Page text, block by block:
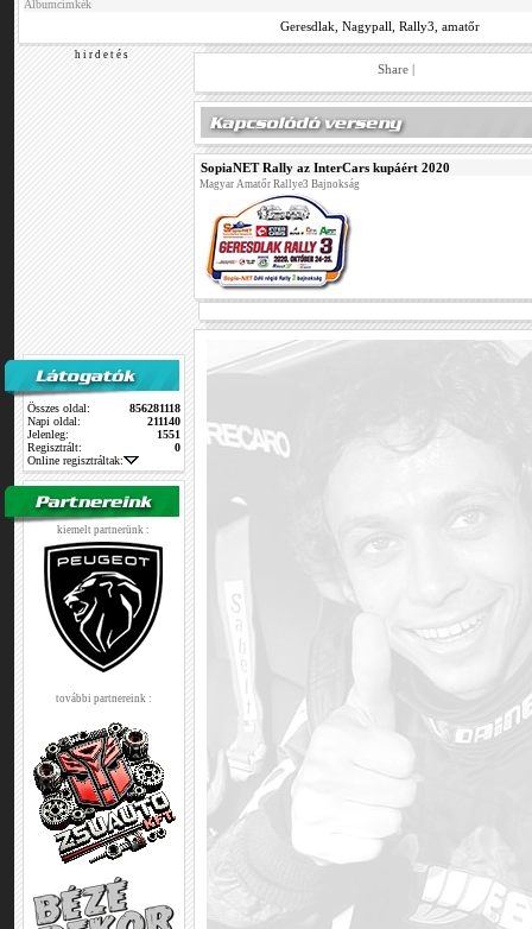
Albumcímkék
Geresdlak Nagypall Rally3 amatőr
h i r d e t é s
Összes oldal:
856281118
Napi oldal:
211140
Jelenleg:
1551
Regisztrált:
0
Online regisztráltak:
kiemelt partnerünk :
további partnereink :
Share |
SopiaNET Rally az InterCars kupáért 2020
Magyar Amatőr Rallye3 Bajnokság